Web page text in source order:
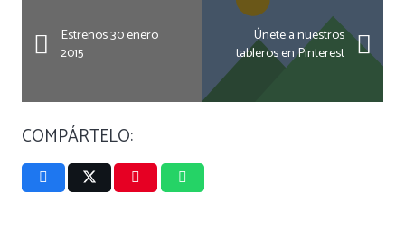
Estrenos 30 enero
2015
Únete a nuestros
tableros en Pinterest
COMPÁRTELO: